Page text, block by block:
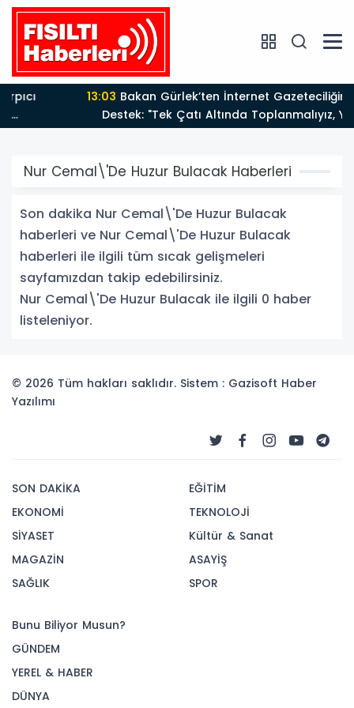
Bakan Gürlek’ten İnternet Gazeteciliğine Kritik
Destek: "Tek Çatı Altında Toplanmalıyız, Yasal
Düzenlemeye Hazırız"
Nur Cemal\'De Huzur Bulacak Haberleri
Son dakika Nur Cemal\'De Huzur Bulacak
haberleri ve Nur Cemal\'De Huzur Bulacak
haberleri ile ilgili tüm sıcak gelişmeleri
sayfamızdan takip edebilirsiniz.
Nur Cemal\'De Huzur Bulacak ile ilgili 0 haber
listeleniyor.
© 2026 Tüm hakları saklıdır. Sistem : Gazisoft Haber
Yazılımı
SON DAKİKA
EKONOMİ
SİYASET
MAGAZİN
SAĞLIK
EĞİTİM
TEKNOLOJİ
Kültür & Sanat
ASAYİŞ
SPOR
Bunu Biliyor Musun?
GÜNDEM
YEREL & HABER
DÜNYA